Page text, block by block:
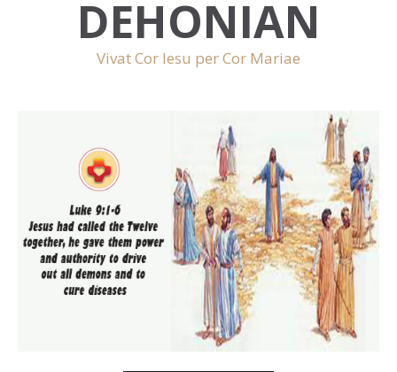
DEHONIAN
Vivat Cor Iesu per Cor Mariae